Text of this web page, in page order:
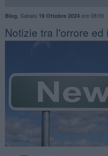
Blog Sabato 19 Ottobre 2024ore 08:00
Notizie tra l'orrore ed